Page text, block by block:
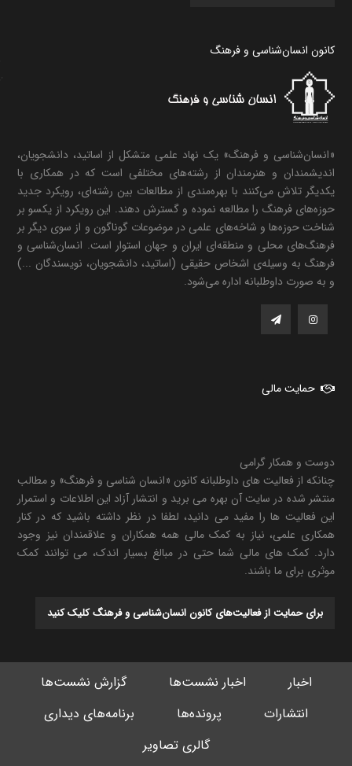
کانون انسان‌شناسی و فرهنگ
«انسان‌شناسی و فرهنگ» یک نهاد علمی متشکل از اساتید، دانشجویان،
اندیشمندان و هنرمندان از رشته‌های مختلفی است که در همکاری با
یکدیگر تلاش می‌کنند با بهره‌مندی از مطالعات بین رشته‌ای، رویکرد جدید
حوزه‌های فرهنگ را مطالعه نموده و گسترش دهند. این رویکرد از یکسو بر
شناخت حوزه‌ها و شاخه‌های علمی در موضوعات گوناگون و از سوی دیگر بر
فرهنگ‌های محلی و منطقه‌ای ایران و جهان استوار است. انسان‌شناسی و
فرهنگ به وسیله‌ی اشخاص حقیقی (اساتید، دانشجویان، نویسندگان ...)
و به صورت داوطلبانه اداره می‌شود.
حمایت مالی
دوست و همکار گرامی
چنانکه از فعالیت های داوطلبانه کانون «انسان شناسی و فرهنگ» و مطالب
منتشر شده در سایت آن بهره می برید و انتشار آزاد این اطلاعات و استمرار
این فعالیت ها را مفید می دانید، لطفا در نظر داشته باشید که در کنار
همکاری علمی، نیاز به کمک مالی همه همکاران و علاقمندان نیز وجود
دارد. کمک های مالی شما حتی در مبالغ بسیار اندک، می توانند کمک
موثری برای ما باشند.
برای حمایت از فعالیت‌های کانون انسان‌شناسی و فرهنگ کلیک کنید
اخبار اخبار نشست‌ها
گزارش نشست‌ها
انتشارات
پرونده‌ها
برنامه‌های دیداری
گالری تصاویر